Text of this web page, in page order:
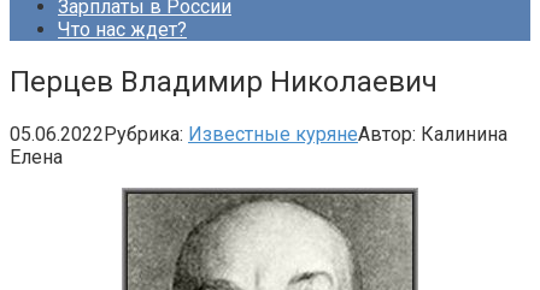
Зарплаты в России
Что нас ждет?
Перцев Владимир Николаевич
05.06.2022Рубрика: Известные курянеАвтор: Калинина
Елена